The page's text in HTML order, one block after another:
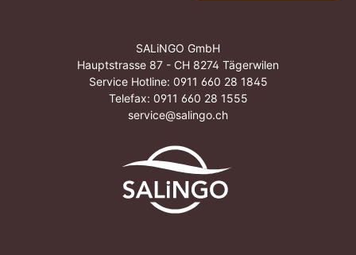
SALiNGO GmbH
Hauptstrasse 87 - CH 8274 Tägerwilen
Service Hotline: 0911 660 28 1845
Telefax: 0911 660 28 1555
service@salingo.ch